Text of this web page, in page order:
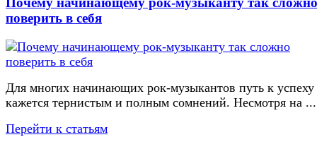
поверить в себя
Для многих начинающих рок-музыкантов путь к успеху
кажется тернистым и полным сомнений. Несмотря на ...
Перейти к статьям